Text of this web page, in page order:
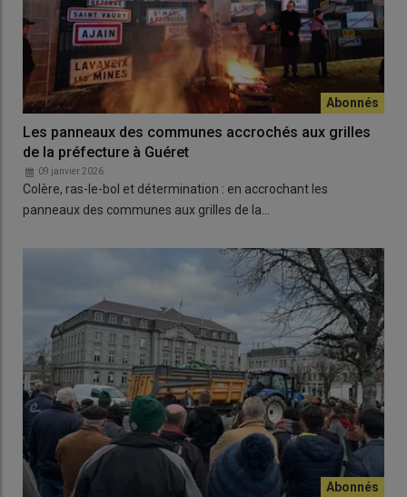
Les panneaux des communes accrochés aux grilles
de la préfecture à Guéret
09 janvier 2026
Colère, ras-le-bol et détermination : en accrochant les
panneaux des communes aux grilles de la…